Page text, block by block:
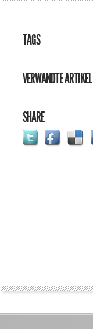
TAGS
VERWANDTE ARTIKEL
SHARE